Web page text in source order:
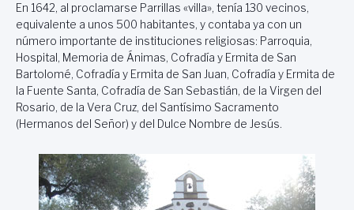
En 1642, al proclamarse Parrillas «villa», tenía 130 vecinos,
equivalente a unos 500 habitantes, y contaba ya con un
número importante de instituciones religiosas: Parroquia,
Hospital, Memoria de Ánimas, Cofradía y Ermita de San
Bartolomé, Cofradía y Ermita de San Juan, Cofradía y Ermita de
la Fuente Santa, Cofradía de San Sebastián, de la Virgen del
Rosario, de la Vera Cruz, del Santísimo Sacramento
(Hermanos del Señor) y del Dulce Nombre de Jesús.